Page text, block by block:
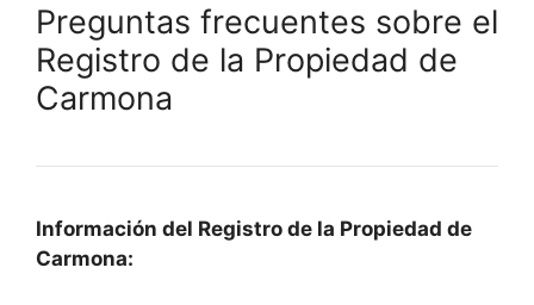
Preguntas frecuentes sobre el
Registro de la Propiedad de
Carmona
Información del Registro de la Propiedad de
Carmona: